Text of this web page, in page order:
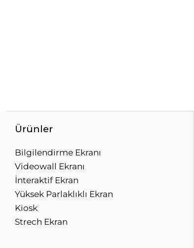
Ürünler
Bilgilendirme Ekranı
Videowall Ekranı
İnteraktif Ekran
Yüksek Parlaklıklı Ekran
Kiosk
Strech Ekran